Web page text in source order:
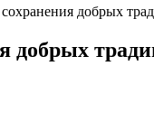
добрых
добрых